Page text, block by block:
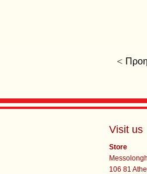
<
Visit us
Store
106 81